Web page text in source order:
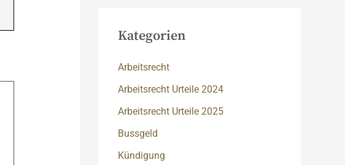
Kategorien
Arbeitsrecht
Arbeitsrecht Urteile 2024
Arbeitsrecht Urteile 2025
Bussgeld
Kündigung